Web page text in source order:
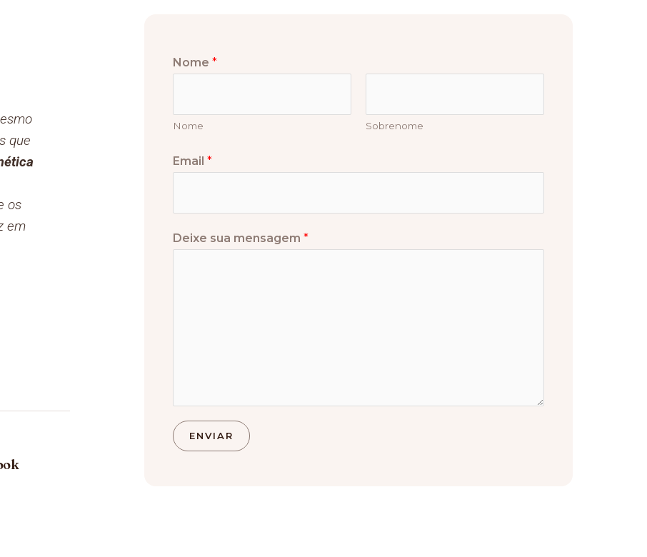
que
os
em
Nome *
Nome Sobrenome
Email *
Deixe sua mensagem *
ENVIAR